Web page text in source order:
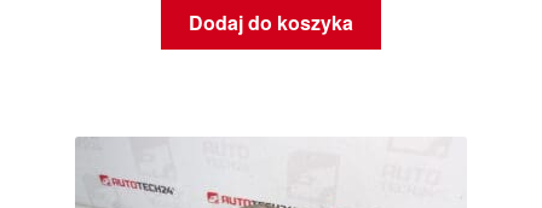
Dodaj do koszyka